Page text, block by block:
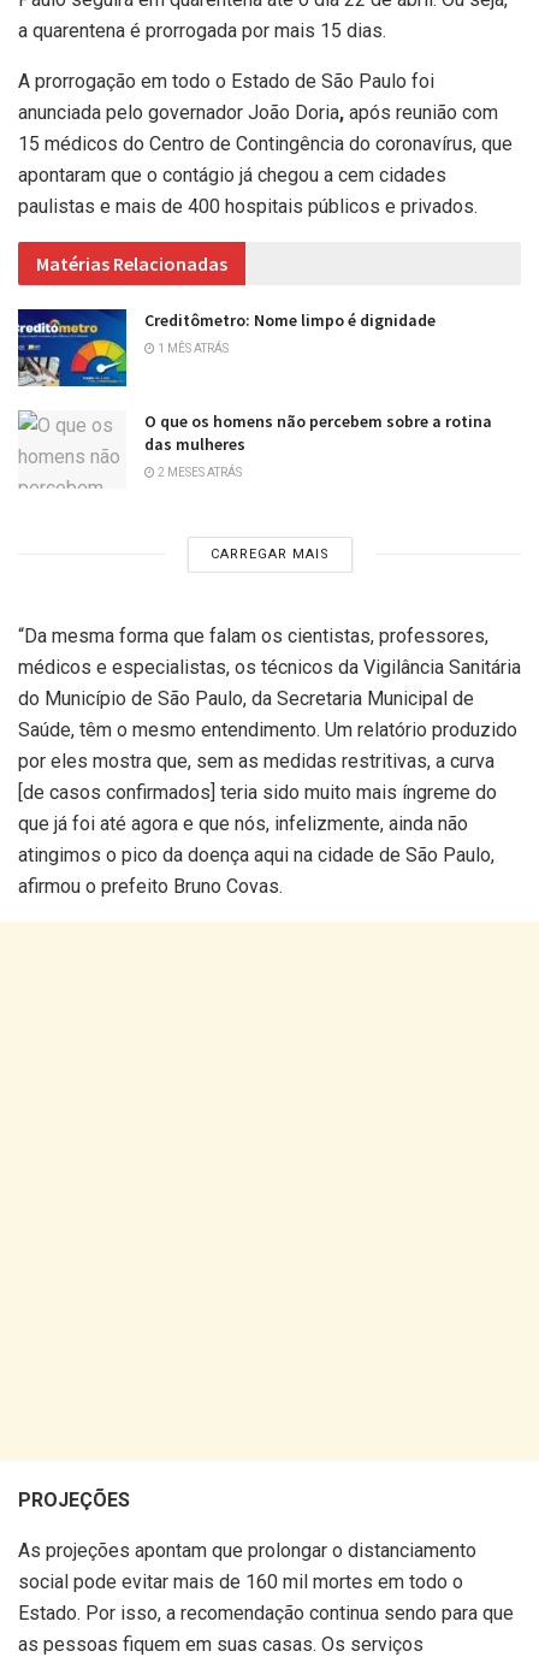
a quarentena é prorrogada por mais 15 dias.
A prorrogação em todo o Estado de São Paulo foi
anunciada pelo governador João Doria, após reunião com
15 médicos do Centro de Contingência do coronavírus, que
apontaram que o contágio já chegou a cem cidades
paulistas e mais de 400 hospitais públicos e privados.
Matérias Relacionadas
Creditômetro: Nome limpo é dignidade
1 MÊS ATRÁS
O que os homens não percebem sobre a rotina
das mulheres
2 MESES ATRÁS
CARREGAR MAIS
“Da mesma forma que falam os cientistas, professores,
médicos e especialistas, os técnicos da Vigilância Sanitária
do Município de São Paulo, da Secretaria Municipal de
Saúde, têm o mesmo entendimento. Um relatório produzido
por eles mostra que, sem as medidas restritivas, a curva
[de casos confirmados] teria sido muito mais íngreme do
que já foi até agora e que nós, infelizmente, ainda não
atingimos o pico da doença aqui na cidade de São Paulo,
afirmou o prefeito Bruno Covas.
PROJEÇÕES
As projeções apontam que prolongar o distanciamento
social pode evitar mais de 160 mil mortes em todo o
Estado. Por isso, a recomendação continua sendo para que
as pessoas fiquem em suas casas. Os serviços